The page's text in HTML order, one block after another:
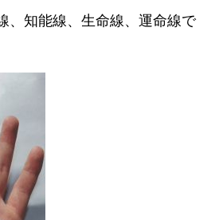
、知能線、生命線、運命線で